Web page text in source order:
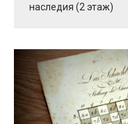
наследия (2 этаж)